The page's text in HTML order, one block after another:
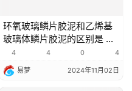
环氧玻璃鳞片胶泥和乙烯基
玻璃体鳞片胶泥的区别是 玻
璃鳞片胶泥涂料厂家
4 4 0 4
易梦 2024年11月02日